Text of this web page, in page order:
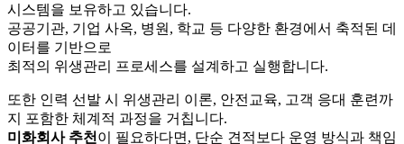
시스템을 보유하고 있습니다.
공공기관, 기업 사옥, 병원, 학교 등 다양한 환경에서 축적된 데
이터를 기반으로
최적의 위생관리 프로세스를 설계하고 실행합니다.
또한 인력 선발 시 위생관리 이론, 안전교육, 고객 응대 훈련까
지 포함한 체계적 과정을 거칩니다.
미화회사 추천이 필요하다면, 단순 견적보다 운영 방식과 책임